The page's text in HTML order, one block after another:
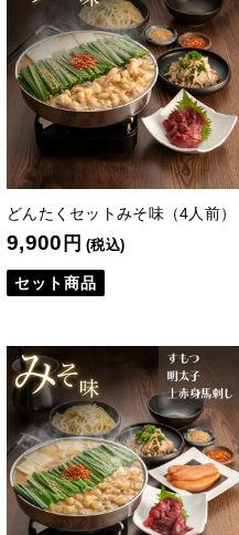
どんたくセットみそ味（4人前）
9,900 円 (税込)
セット商品